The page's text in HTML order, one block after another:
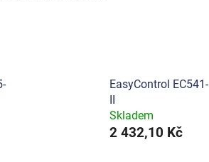
EasyControl EC541-
II
Skladem
2 432,10 Kč